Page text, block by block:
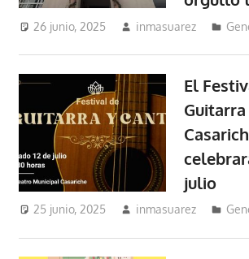
26 junio, 2025 inmasuarez
El
julio
25 junio, 2025 inmasuarez